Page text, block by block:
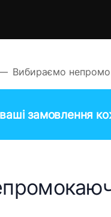
Вибираємо
замовлення